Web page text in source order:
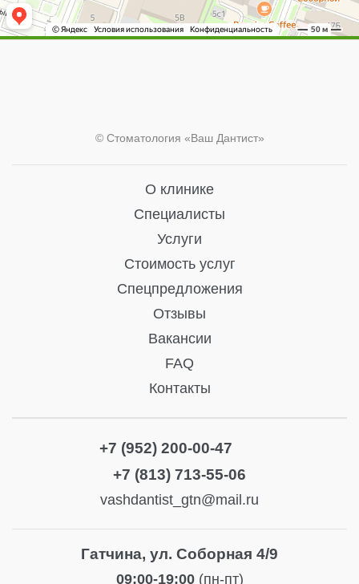
© Стоматология «Ваш Дантист»
О клинике
Специалисты
Услуги
Стоимость услуг
Спецпредложения
Отзывы
Вакансии
FAQ
Контакты
Гатчина, ул. Соборная 4/9
09:00-19:00 (пн-пт)
+7 (952) 200-00-47
+7 (813) 713-55-06
vashdantist_gtn@mail.ru